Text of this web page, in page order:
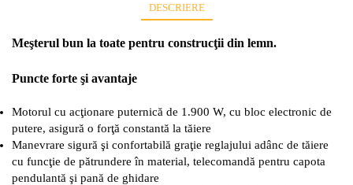
DESCRIERE
Meşterul bun la toate pentru construcţii din lemn.
Puncte forte şi avantaje
Motorul cu acţionare puternică de 1.900 W, cu bloc electronic de
putere, asigură o forţă constantă la tăiere
Manevrare sigură şi confortabilă graţie reglajului adânc de tăiere
cu funcţie de pătrundere în material, telecomandă pentru capota
pendulantă şi pană de ghidare